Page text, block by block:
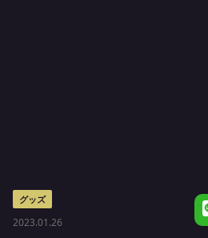
グッズ
2023.01.26